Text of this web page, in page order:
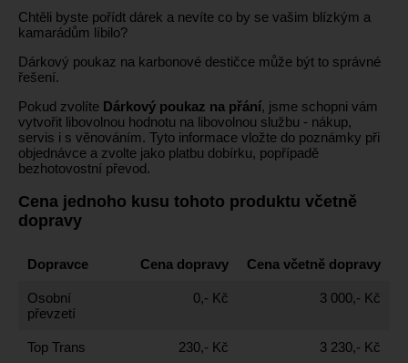
Chtěli byste pořídt dárek a nevíte co by se vašim blízkým a
kamarádům líbilo?
Dárkový poukaz na karbonové destičce může být to správné
řešení.
Pokud zvolíte Dárkový poukaz na přání, jsme schopni vám
vytvořit libovolnou hodnotu na libovolnou službu - nákup,
servis i s věnováním. Tyto informace vložte do poznámky při
objednávce a zvolte jako platbu dobírku, popřípadě
bezhotovostní převod.
Cena jednoho kusu tohoto produktu včetně
dopravy
Dopravce Cena dopravy Cena včetně dopravy
Osobní
převzetí
0,- Kč 3 000,- Kč
Top Trans 230,- Kč 3 230,- Kč